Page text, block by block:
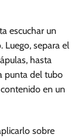
escuchar un
Luego, separa el
hasta
punta del tubo
en un
sobre